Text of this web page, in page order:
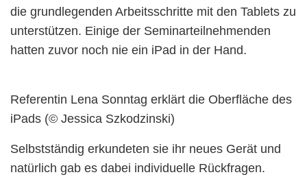
die grundlegenden Arbeitsschritte mit den Tablets zu
unterstützen. Einige der Seminarteilnehmenden
hatten zuvor noch nie ein iPad in der Hand.
Referentin Lena Sonntag erklärt die Oberfläche des
iPads (© Jessica Szkodzinski)
Selbstständig erkundeten sie ihr neues Gerät und
natürlich gab es dabei individuelle Rückfragen.